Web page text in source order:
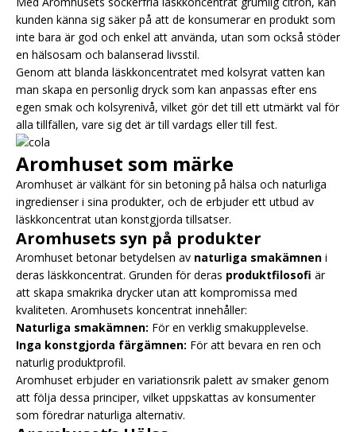
kunden känna sig säker på att de konsumerar en produkt som
inte bara är god och enkel att använda, utan som också stöder
en hälsosam och balanserad livsstil.
Genom att blanda läskkoncentratet med kolsyrat vatten kan
man skapa en personlig dryck som kan anpassas efter ens
egen smak och kolsyrenivå, vilket gör det till ett utmärkt val för
alla tillfällen, vare sig det är till vardags eller till fest.
Aromhuset som märke
Aromhuset är välkänt för sin betoning på hälsa och naturliga
ingredienser i sina produkter, och de erbjuder ett utbud av
läskkoncentrat utan konstgjorda tillsatser.
Aromhusets syn på produkter
Aromhuset betonar betydelsen av naturliga smakämnen i
deras läskkoncentrat. Grunden för deras produktfilosofi är
att skapa smakrika drycker utan att kompromissa med
kvaliteten. Aromhusets koncentrat innehåller:
Naturliga smakämnen: För en verklig smakupplevelse.
Inga konstgjorda färgämnen: För att bevara en ren och
naturlig produktprofil.
Aromhuset erbjuder en variationsrik palett av smaker genom
att följa dessa principer, vilket uppskattas av konsumenter
som föredrar naturliga alternativ.